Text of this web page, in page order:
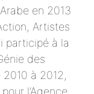
en 2013
Artistes
participé à la
des
à 2012,
l’Agence